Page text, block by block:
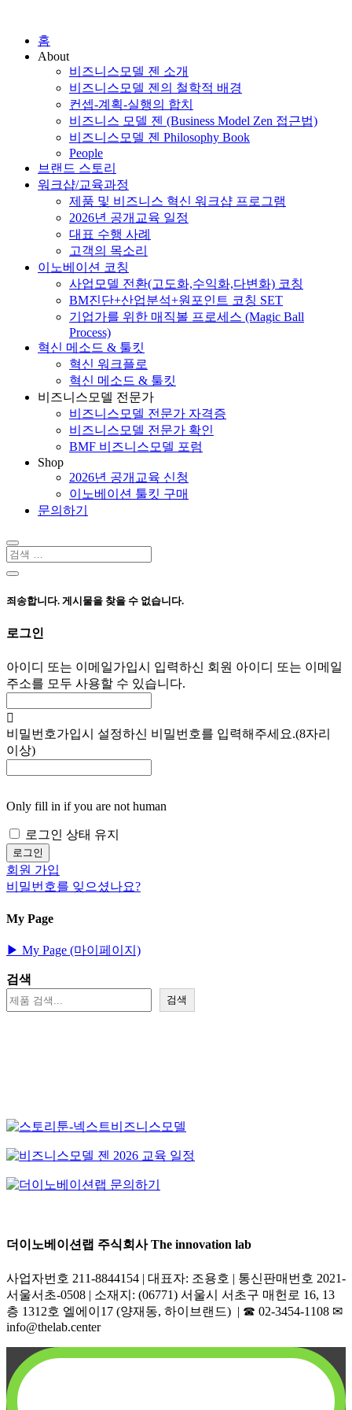
홈
About
비즈니스모델 젠 소개
비즈니스모델 젠의 철학적 배경
컨셉-계획-실행의 합치
비즈니스 모델 젠 (Business Model Zen 접근법)
비즈니스모델 젠 Philosophy Book
People
브랜드 스토리
워크샵/교육과정
제품 및 비즈니스 혁신 워크샵 프로그램
2026년 공개교육 일정
대표 수행 사례
고객의 목소리
이노베이션 코칭
사업모델 전환(고도화,수익화,다변화) 코칭
BM진단+산업분석+원포인트 코칭 SET
기업가를 위한 매직볼 프로세스 (Magic Ball
Process)
혁신 메소드 & 툴킷
혁신 워크플로
혁신 메소드 & 툴킷
비즈니스모델 전문가
비즈니스모델 전문가 자격증
비즈니스모델 전문가 확인
BMF 비즈니스모델 포럼
Shop
2026년 공개교육 신청
이노베이션 툴킷 구매
문의하기
죄송합니다. 게시물을 찾을 수 없습니다.
로그인
아이디 또는 이메일가입시 입력하신 회원 아이디 또는 이메일
주소를 모두 사용할 수 있습니다.
비밀번호가입시 설정하신 비밀번호를 입력해주세요.(8자리
이상)
Only fill in if you are not human
로그인 상태 유지
회원 가입
비밀번호를 잊으셨나요?
My Page
▶︎ My Page (마이페이지)
검색
검색
더이노베이션랩 주식회사 The innovation lab
사업자번호 211-8844154 | 대표자: 조용호 | 통신판매번호 2021-
서울서초-0508 | 소재지: (06771) 서울시 서초구 매헌로 16, 13
층 1312호 엘에이17 (양재동, 하이브랜드) | ☎︎ 02-3454-1108 ✉︎
info@thelab.center